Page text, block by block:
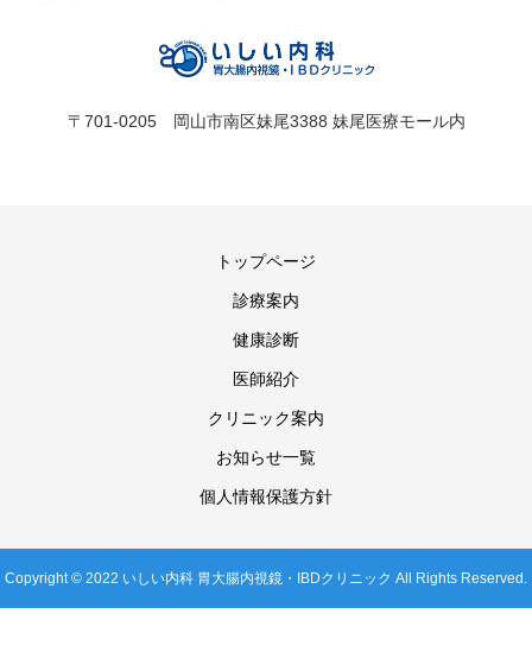
〒701-0205 岡山市南区妹尾3388 妹尾医療モール内
トップページ
診療案内
健康診断
医師紹介
クリニック案内
お知らせ一覧
個人情報保護方針
Copyright © 2022 いしい内科 胃大腸内視鏡・IBDクリニック All Rights Reserved.